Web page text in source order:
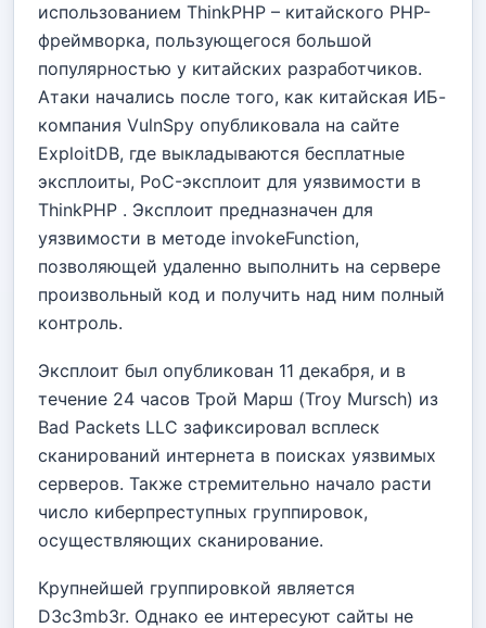
использованием ThinkPHP – китайского PHP-
фреймворка, пользующегося большой
популярностью у китайских разработчиков.
Атаки начались после того, как китайская ИБ-
компания VulnSpy опубликовала на сайте
ExploitDB, где выкладываются бесплатные
эксплоиты, PoC-эксплоит для уязвимости в
ThinkPHP . Эксплоит предназначен для
уязвимости в методе invokeFunction,
позволяющей удаленно выполнить на сервере
произвольный код и получить над ним полный
контроль.
Эксплоит был опубликован 11 декабря, и в
течение 24 часов Трой Марш (Troy Mursch) из
Bad Packets LLC зафиксировал всплеск
сканирований интернета в поисках уязвимых
серверов. Также стремительно начало расти
число киберпреступных группировок,
осуществляющих сканирование.
Крупнейшей группировкой является
D3c3mb3r. Однако ее интересуют сайты не